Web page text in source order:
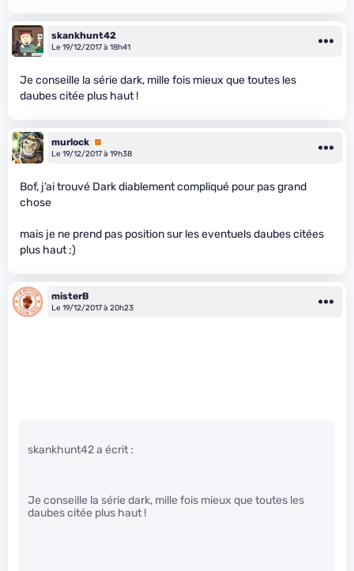
skankhunt42
Le 19/12/2017 à 18h41
Je conseille la série dark, mille fois mieux que toutes les
daubes citée plus haut !
murlock Premium
Le 19/12/2017 à 19h38
Bof, j’ai trouvé Dark diablement compliqué pour pas grand
chose
mais je ne prend pas position sur les eventuels daubes citées
plus haut ;)
misterB
Le 19/12/2017 à 20h23
skankhunt42 a écrit :
Je conseille la série dark, mille fois mieux que toutes les
daubes citée plus haut !